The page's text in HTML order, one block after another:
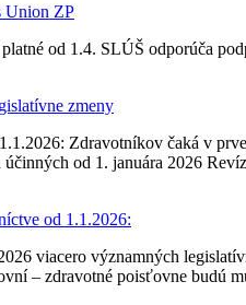
Union ZP
od 1.4. SLÚŠ odporúča
zmeny
Zdravotníkov čaká v
od 1. januára 2026
od 1.1.2026:
viacero významných
– zdravotné poisťovne budú